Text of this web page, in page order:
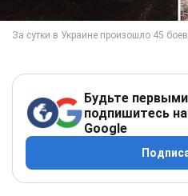
Будьте
подпишитесь
Google